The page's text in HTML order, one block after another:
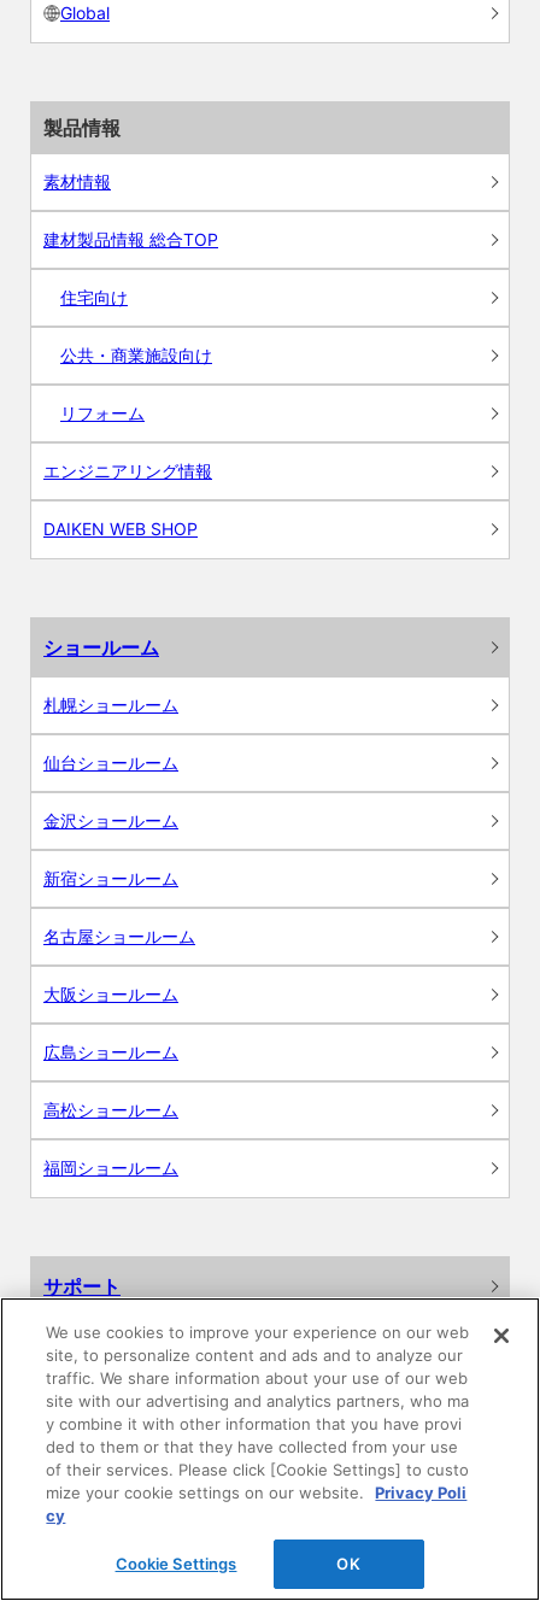
Global
製品情報
素材情報
建材製品情報 総合TOP
住宅向け
公共・商業施設向け
リフォーム
エンジニアリング情報
DAIKEN WEB SHOP
ショールーム
札幌ショールーム
仙台ショールーム
金沢ショールーム
新宿ショールーム
名古屋ショールーム
大阪ショールーム
広島ショールーム
高松ショールーム
福岡ショールーム
サポート
よくあるご質問
カタログ閲覧・資料請求
各種データダウンロード
WEB見積・各種シミュレーション
交換用部品の購入
We use cookies to improve your experience on our web
site, to personalize content and ads and to analyze our
traffic. We share information about your use of our web
site with our advertising and analytics partners, who ma
y combine it with other information that you have provi
ded to them or that they have collected from your use
of their services. Please click [Cookie Settings] to custo
mize your cookie settings on our website.
Privacy Poli
cy
Cookie Settings OK